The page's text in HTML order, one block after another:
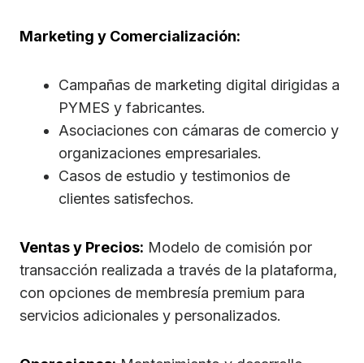
Marketing y Comercialización:
Campañas de marketing digital dirigidas a
PYMES y fabricantes.
Asociaciones con cámaras de comercio y
organizaciones empresariales.
Casos de estudio y testimonios de
clientes satisfechos.
Ventas y Precios: Modelo de comisión por
transacción realizada a través de la plataforma,
con opciones de membresía premium para
servicios adicionales y personalizados.